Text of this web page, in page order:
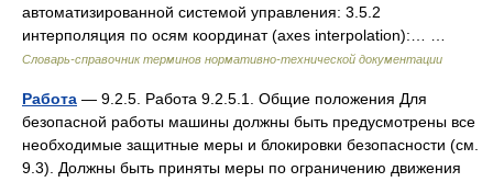
автоматизированной системой управления: 3.5.2
интерполяция по осям координат (axes interpolation):… …
Словарь-справочник терминов нормативно-технической документации
Работа — 9.2.5. Работа 9.2.5.1. Общие положения Для
безопасной работы машины должны быть предусмотрены все
необходимые защитные меры и блокировки безопасности (см.
9.3). Должны быть приняты меры по ограничению движения